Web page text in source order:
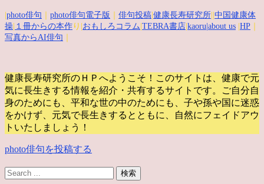
photo俳句 photo俳句電子版 俳句投稿 健康長寿研究所 中国健康体
操 １冊からの本作 り| おもしろコラム TEBRA書店 kaoru |about us HP
写真からAI俳句
健康長寿研究所のＨＰへようこそ！このサイトは、健康で元
気に長生きする情報を紹介・共有するサイトです。
ご自分自
身のためにも、平和な世の中のためにも、子や孫や国に迷惑
をかけず、元気で長生きするとともに、自然にフェイドアウ
トいたしましょう！
photo俳句を投稿する